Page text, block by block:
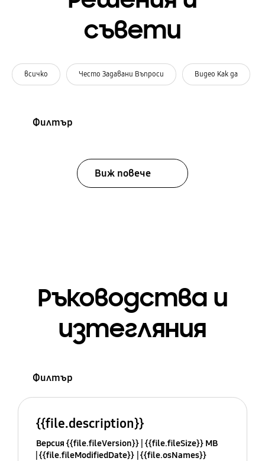
съвети
всичко Често Задавани Въпроси Видео Как да
Филтър
Виж повече
Ръководства и
изтегляния
Филтър
{{file.description}}
Версия {{file.fileVersion}} {{file.fileSize}} MB
{{file.fileModifiedDate}} {{file.osNames}}